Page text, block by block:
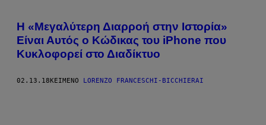
Η «Μεγαλύτερη Διαρροή στην Ιστορία»
Είναι Αυτός ο Kώδικας του iPhone που
Κυκλοφορεί στο Διαδίκτυο
02.13.18ΚΕΊΜΕΝΟ LORENZO FRANCESCHI-BICCHIERAI